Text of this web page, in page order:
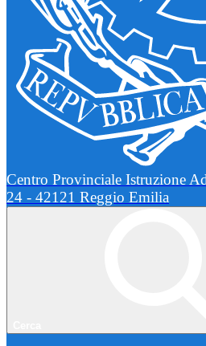
Centro Provinciale Istruzione
24 - 42121 Reggio Emilia